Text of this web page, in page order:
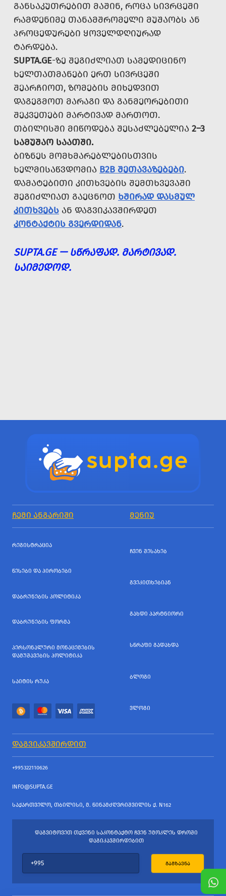
ᲒᲐᲜᲡᲐᲙᲣᲗᲠᲔᲑᲘᲗ ᲛᲐᲨᲘᲜ, ᲠᲝᲪᲐ ᲡᲘᲕᲠᲪᲔᲨᲘ
ᲠᲐᲛᲓᲔᲜᲘᲛᲔ ᲗᲐᲜᲐᲛᲨᲠᲝᲛᲔᲚᲘ ᲛᲣᲨᲐᲝᲑᲡ ᲐᲜ
ᲞᲠᲝᲪᲔᲓᲣᲠᲔᲑᲘ ᲧᲝᲕᲔᲚᲓᲦᲘᲣᲠᲐᲓ
ᲢᲐᲠᲓᲔᲑᲐ.
SUPTA.GE-ᲖᲔ ᲨᲔᲒᲘᲫᲚᲘᲐᲗ ᲡᲐᲛᲔᲓᲘᲪᲘᲜᲝ
ᲮᲔᲚᲗᲐᲗᲛᲐᲜᲔᲑᲘ ᲔᲠᲗ ᲡᲘᲕᲠᲪᲔᲨᲘ
ᲨᲔᲐᲠᲩᲘᲝᲗ, ᲖᲝᲛᲔᲑᲘᲡ ᲛᲘᲮᲔᲓᲕᲘᲗ
ᲓᲐᲒᲔᲒᲛᲝᲗ ᲛᲐᲠᲐᲒᲘ ᲓᲐ ᲒᲐᲜᲛᲔᲝᲠᲔᲑᲘᲗᲘ
ᲨᲔᲙᲕᲔᲗᲔᲑᲘ ᲛᲐᲠᲢᲘᲕᲐᲓ ᲛᲐᲠᲗᲝᲗ.
ᲗᲑᲘᲚᲘᲡᲨᲘ ᲛᲘᲬᲝᲓᲔᲑᲐ ᲨᲔᲡᲐᲫᲚᲔᲑᲔᲚᲘᲐ 2–3
ᲡᲐᲛᲣᲨᲐᲝ ᲡᲐᲐᲗᲨᲘ.
ᲑᲘᲖᲜᲔᲡ ᲛᲝᲛᲮᲛᲐᲠᲔᲑᲚᲔᲑᲘᲡᲗᲕᲘᲡ
ᲮᲔᲚᲛᲘᲡᲐᲬᲕᲓᲝᲛᲘᲐ B2B ᲨᲔᲗᲐᲕᲐᲖᲔᲑᲔᲑᲘ.
ᲓᲐᲛᲐᲢᲔᲑᲘᲗᲘ ᲙᲘᲗᲮᲕᲔᲑᲘᲡ ᲨᲔᲛᲗᲮᲕᲔᲕᲐᲨᲘ
ᲨᲔᲒᲘᲫᲚᲘᲐᲗ ᲒᲐᲔᲪᲜᲝᲗ ᲮᲨᲘᲠᲐᲓ ᲓᲐᲡᲛᲣᲚ
ᲙᲘᲗᲮᲕᲔᲑᲡ ᲐᲜ ᲓᲐᲒᲕᲘᲙᲐᲕᲨᲘᲠᲓᲔᲗ
ᲙᲝᲜᲢᲐᲥᲢᲘᲡ ᲒᲕᲔᲠᲓᲘᲓᲐᲜ.
SUPTA.GE — ᲡᲬᲠᲐᲤᲐᲓ. ᲛᲐᲠᲢᲘᲕᲐᲓ.
ᲡᲐᲘᲛᲔᲓᲝᲓ.
ᲩᲔᲛᲘ ᲐᲜᲒᲐᲠᲘᲨᲘ ᲛᲔᲜᲘᲣ
ᲠᲔᲒᲘᲡᲢᲠᲐᲪᲘᲐ
ᲬᲔᲡᲔᲑᲘ ᲓᲐ ᲞᲘᲠᲝᲑᲔᲑᲘ
ᲓᲐᲑᲠᲣᲜᲔᲑᲘᲡ ᲞᲝᲚᲘᲢᲘᲙᲐ
ᲓᲐᲑᲠᲣᲜᲔᲑᲘᲡ ᲤᲝᲠᲛᲐ
ᲞᲔᲠᲡᲝᲜᲐᲚᲣᲠᲘ ᲛᲝᲜᲐᲪᲔᲛᲔᲑᲘᲡ
ᲓᲐᲛᲣᲨᲐᲕᲔᲑᲘᲡ ᲞᲝᲚᲘᲢᲘᲙᲐ
ᲡᲐᲘᲢᲘᲡ ᲠᲣᲙᲐ
ᲩᲕᲔᲜ ᲨᲔᲡᲐᲮᲔᲑ
ᲒᲕᲔᲙᲘᲗᲮᲔᲑᲘᲐᲜ
ᲒᲐᲮᲓᲘ ᲞᲐᲠᲢᲜᲘᲝᲠᲘ
ᲡᲬᲠᲐᲤᲘ ᲒᲐᲓᲐᲮᲓᲐ
ᲑᲚᲝᲒᲘ
ᲕᲚᲝᲒᲘ
ᲓᲐᲒᲕᲘᲙᲐᲕᲨᲘᲠᲓᲘᲗ
+995322110626
INFO@SUPTA.GE
ᲡᲐᲥᲐᲠᲗᲕᲔᲚᲝ, ᲗᲑᲘᲚᲘᲡᲘ, Მ. ᲬᲘᲜᲐᲛᲫᲦᲕᲠᲘᲨᲕᲘᲚᲘᲡ Ქ. N162
ᲓᲐᲒᲕᲘᲢᲝᲕᲔᲗ ᲗᲥᲕᲔᲜᲘ ᲡᲐᲙᲝᲜᲢᲐᲥᲢᲝ ᲩᲕᲔᲜ ᲣᲛᲝᲙᲚᲔᲡ ᲓᲠᲝᲨᲘ
ᲓᲐᲒᲘᲙᲐᲕᲨᲘᲠᲓᲔᲑᲘᲗ
ᲒᲐᲒᲖᲐᲕᲜᲐ